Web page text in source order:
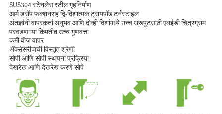
SUS304 स्टेनलेस स्टील गृहनिर्माण
आर्म ड्रॉप फंक्शनसह द्वि-दिशात्मक ट्रायपॉड टर्नस्टाइल
अंतर्ज्ञानी वापरकर्ता अनुभव आणि दोन्ही दिशांमध्ये उच्च थ्रूपुटसाठी एलईडी चित्रग्राम
परवडणाऱ्या किमतीत उच्च गुणवत्ता
कमी वीज वापर
ॲक्सेसरीजची विस्तृत श्रेणी
सोपी आणि सोपी स्थापना प्रक्रिया
देखरेख आणि देखरेख करणे सोपे